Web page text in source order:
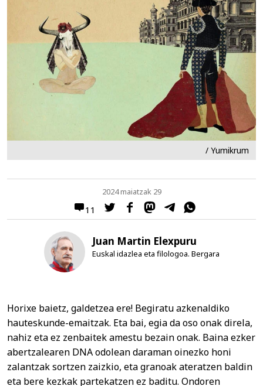
/ Yumikrum
11
2024 maiatzak 29
Juan Martin Elexpuru
Euskal idazlea eta filologoa. Bergara
Horixe baietz, galdetzea ere! Begiratu azkenaldiko
hauteskunde-emaitzak. Eta bai, egia da oso onak direla,
nahiz eta ez zenbaitek amestu bezain onak. Baina ezker
abertzalearen DNA odolean daraman oinezko honi
zalantzak sortzen zaizkio, eta granoak ateratzen baldin
eta bere kezkak partekatzen ez baditu. Ondoren